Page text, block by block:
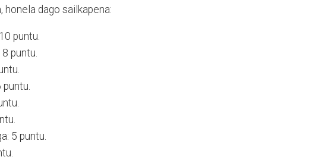
honela dago sailkapena:
puntu.
puntu.
puntu.
5 puntu.